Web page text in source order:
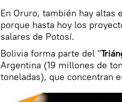
En Oruro, también hay altas
porque hasta hoy los
salares de Potosí.
Bolivia forma parte del "
Argentina (19 millones de
toneladas), que concentran